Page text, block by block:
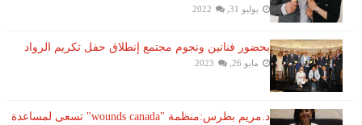
يوليو 31, 2022
بحضور فنانين ونجوم مجتمع إنطلاق حفل تكريم الرواد
مايو 26, 2023
د.مريم بطرس:منظمة "wounds canada" تسعى لمساعدة